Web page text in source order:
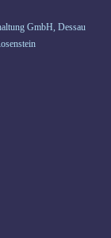
GmbH, Dessau